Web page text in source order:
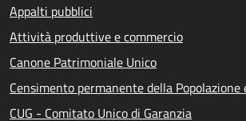
Appalti pubblici
Attività produttive e commercio
Canone Patrimoniale Unico
Censimento permanente della
CUG - Comitato Unico di Garanzia